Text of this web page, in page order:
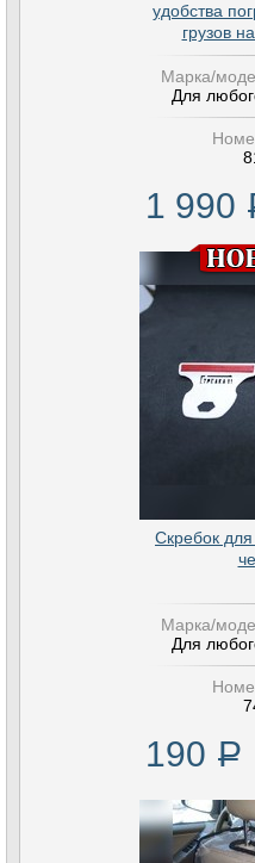
удобства
грузов
Марка/
Для
1 990
Скребок
Марка/
Для
190 Р